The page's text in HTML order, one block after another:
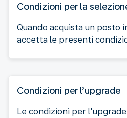
Condizioni per la
Quando acquista un posto
accetta le presenti
Condizioni per l’upgrade
Le condizioni per l'upgrade